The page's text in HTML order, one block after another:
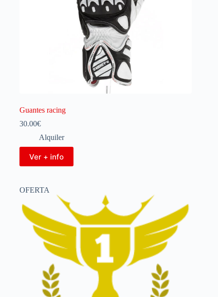
Guantes racing
30.00€
Alquiler
Ver + info
OFERTA